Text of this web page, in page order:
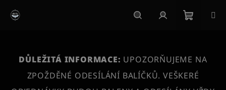
košík
DŮLEŽITÁ INFORMACE: UPOZORŇUJEME NA
ZPOŽDĚNÉ ODESÍLÁNÍ BALÍČKŮ. VEŠKERÉ